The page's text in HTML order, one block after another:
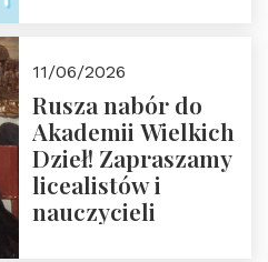
11/06/2026
Rusza nabór do
Akademii Wielkich
Dzieł! Zapraszamy
licealistów i
nauczycieli